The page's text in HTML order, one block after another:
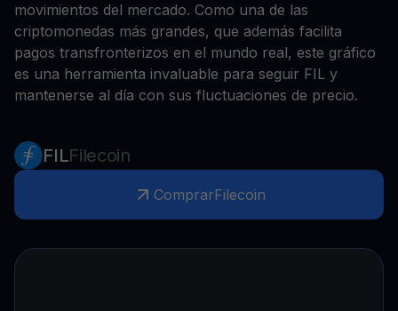
movimientos del mercado. Como una de las
criptomonedas más grandes, que además facilita
pagos transfronterizos en el mundo real, este gráfico
es una herramienta invaluable para seguir FIL y
mantenerse al día con sus fluctuaciones de precio.
FILFilecoin
ComprarFilecoin